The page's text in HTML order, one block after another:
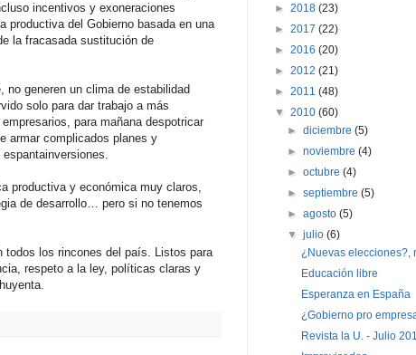
incentivos y exoneraciones
productiva del Gobierno basada en una
la fracasada sustitución de
no generen un clima de estabilidad
solo para dar trabajo a más
para mañana despotricar
armar complicados planes y
productiva y económica muy claros,
de desarrollo… pero si no tenemos
todos los rincones del país. Listos para
respeto a la ley, políticas claras y
► 2018 (23)
► 2017 (22)
► 2016 (20)
► 2012 (21)
► 2011 (48)
▼ 2010 (60)
►diciembre(5)
►noviembre(4)
►octubre(4)
►septiembre(5)
►agosto(5)
▼julio(6)
¿Nuevas elecciones?,
Educación libre
Esperanza en España
¿Gobierno pro
Revista la U. - Julio